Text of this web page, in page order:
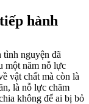
hành
nguyện đã
một năm nỗ lực
vật chất mà còn là
là nỗ lực chăm
không để ai bị bỏ